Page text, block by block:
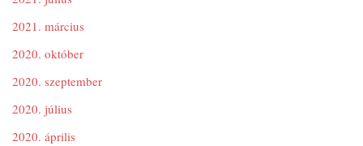
2021. március
2020. október
2020. szeptember
2020. július
2020. április